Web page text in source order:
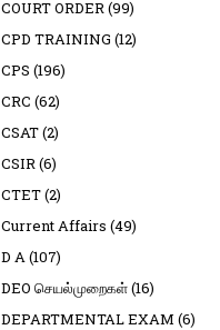
COURT ORDER(99)
CPD TRAINING (12)
CPS (196)
CRC (62)
CSAT(2)
CSIR(6)
CTET(2)
Current Affairs (49)
D A(107)
DEO செயல்முறைகள்(16)
DEPARTMENTAL EXAM (6)